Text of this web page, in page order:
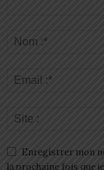
Enregistrer mon
la prochaine fois que